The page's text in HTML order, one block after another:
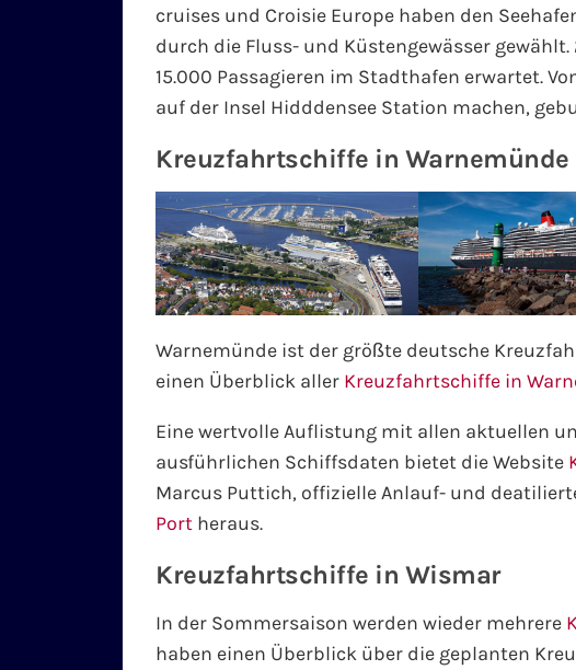
cruises und Croisie Europe haben den
durch die Fluss- und Küstengewässer
15.000 Passagieren im Stadthafen erwartet.
auf der Insel Hidddensee Station machen,
Kreuzfahrtschiffe in Warnemünde
Warnemünde ist der größte deutsche
einen Überblick aller Kreuzfahrtschiffe in
Eine wertvolle Auflistung mit allen aktuellen
ausführlichen Schiffsdaten bietet die Website
Marcus Puttich, offizielle Anlauf- und
Port heraus.
Kreuzfahrtschiffe in Wismar
In der Sommersaison werden wieder mehrere
haben einen Überblick über die geplanten